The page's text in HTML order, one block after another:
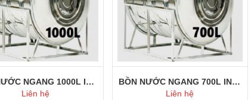
BỒN NƯỚC NGANG 1000L INOX TOÀN THÀNH
Liên hệ
BỒN NƯỚC NGANG 700L INOX TOÀN THÀNH
Liên hệ